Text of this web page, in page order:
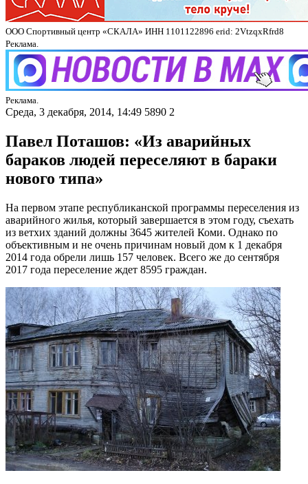
ООО Спортивный центр «СКАЛА» ИНН 1101122896 erid: 2VtzqxRfrd8
Реклама.
Реклама.
Среда, 3 декабря, 2014, 14:49 5890 2
Павел Поташов: «Из аварийных
бараков людей переселяют в бараки
нового типа»
На первом этапе республиканской программы переселения из
аварийного жилья, который завершается в этом году, съехать
из ветхих зданий должны 3645 жителей Коми. Однако по
объективным и не очень причинам новый дом к 1 декабря
2014 года обрели лишь 157 человек. Всего же до сентября
2017 года переселение ждет 8595 граждан.